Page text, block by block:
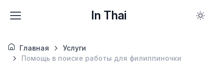
In Thai
Главная
Услуги
Помощь в поиске работы для филиппиночки